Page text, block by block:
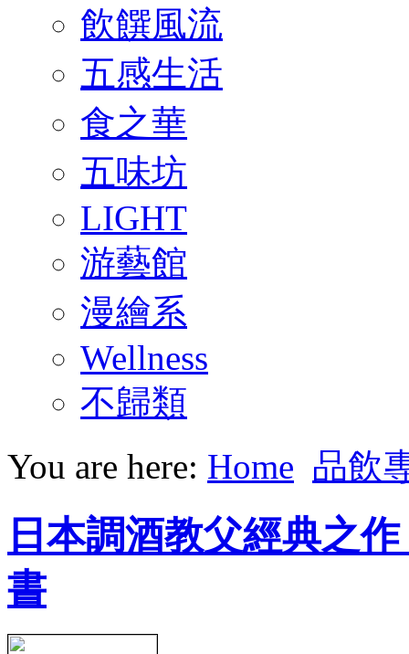
飲饌風流
五感生活
食之華
五味坊
LIGHT
游藝館
漫繪系
Wellness
不歸類
You are here: Home 品飲
日本調酒教父經典之
書